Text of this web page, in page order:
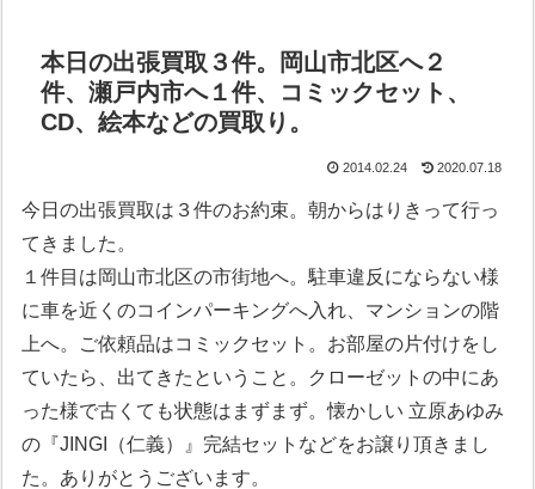
本日の出張買取３件。岡山市北区へ２
件、瀬戸内市へ１件、コミックセット、
CD、絵本などの買取り。
2014.02.24 2020.07.18
今日の出張買取は３件のお約束。朝からはりきって行っ
てきました。
１件目は岡山市北区の市街地へ。駐車違反にならない様
に車を近くのコインパーキングへ入れ、マンションの階
上へ。ご依頼品はコミックセット。お部屋の片付けをし
ていたら、出てきたということ。クローゼットの中にあ
った様で古くても状態はまずまず。懐かしい 立原あゆみ
の『JINGI（仁義）』完結セットなどをお譲り頂きまし
た。ありがとうございます。